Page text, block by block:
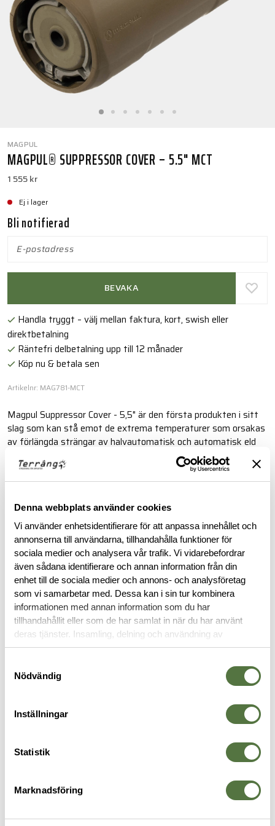
Denna webbplats använder cookies
Vi använder enhetsidentifierare för att anpassa innehållet och
annonserna till användarna, tillhandahålla funktioner för
sociala medier och analysera vår trafik. Vi vidarebefordrar
även sådana identifierare och annan information från din
enhet till de sociala medier och annons- och analysföretag
som vi samarbetar med. Dessa kan i sin tur kombinera
informationen med annan information som du har
tillhandahållit eller som de har samlat in när du har använt
deras tjänster. Insamling, delning och användning av
personuppgifter kan användas för personalisering av
Nödvändig
Inställningar
Statistik
Marknadsföring
MAGPUL
MAGPUL® SUPPRESSOR COVER – 5.5" MCT
1 555 kr
Ej i lager
Bli notifierad
BEVAKA
Handla tryggt – välj mellan faktura, kort, swish eller
direktbetalning
Räntefri delbetalning upp till 12 månader
Köp nu & betala sen
Artikelnr: MAG781-MCT
Magpul Suppressor Cover - 5,5" är den första produkten i sitt
slag som kan stå emot de extrema temperaturer som orsakas
av förlängda strängar av halvautomatisk och automatisk eld
och skydda användaren och utrustningen mot brännskador,
samtidigt som kylningsprocessen påskyndas.
BESKRIVNING
RECENSIONER
OM VARUMÄRKET
VAPENTILLBEHÖR